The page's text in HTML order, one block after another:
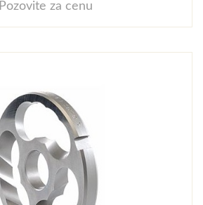
Pozovite za cenu